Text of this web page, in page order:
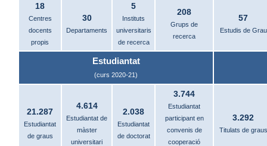
18
Centres
docents
propis
30
Departaments
5
Instituts
universitaris
de recerca
208
Grups de
recerca
57
Estudis de Grau
Estudiantat
(curs 2020-21)
21.287
Estudiantat
de graus
4.614
Estudiantat de
màster
universitari
2.038
Estudiantat
de doctorat
3.744
Estudiantat
participant en
convenis de
cooperació
3.292
Titulats de graus